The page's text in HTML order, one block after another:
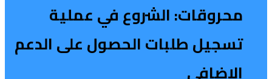
محروقات: الشروع في عملية
تسجيل طلبات الحصول على الدعم